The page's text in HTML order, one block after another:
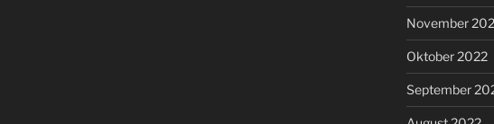
November
Oktober 2022
September